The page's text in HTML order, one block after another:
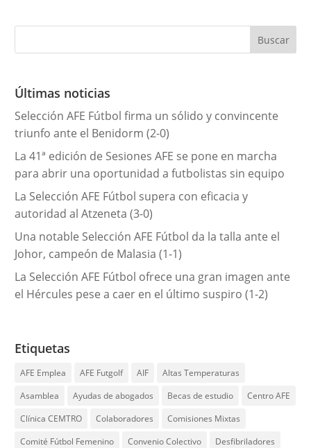
g
r
a
s
Últimas noticias
Selección AFE Fútbol firma un sólido y convincente
triunfo ante el Benidorm (2-0)
La 41ª edición de Sesiones AFE se pone en marcha
para abrir una oportunidad a futbolistas sin equipo
La Selección AFE Fútbol supera con eficacia y
autoridad al Atzeneta (3-0)
Una notable Selección AFE Fútbol da la talla ante el
Johor, campeón de Malasia (1-1)
La Selección AFE Fútbol ofrece una gran imagen ante
el Hércules pese a caer en el último suspiro (1-2)
Etiquetas
AFE Emplea AFE Futgolf AIF
Altas Temperaturas
Asamblea
Ayudas de abogados Becas de estudio
Centro AFE
Clínica CEMTRO
Colaboradores
Comisiones Mixtas
Comité Fútbol Femenino
Convenio Colectivo
Desfibriladores